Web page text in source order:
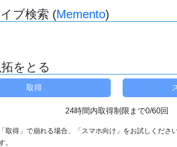
ブ検索 (Memento)
をとる
24時間内取得制限まで0/60回
取得」で崩れる場合、「スマホ向け」をお試しください
。